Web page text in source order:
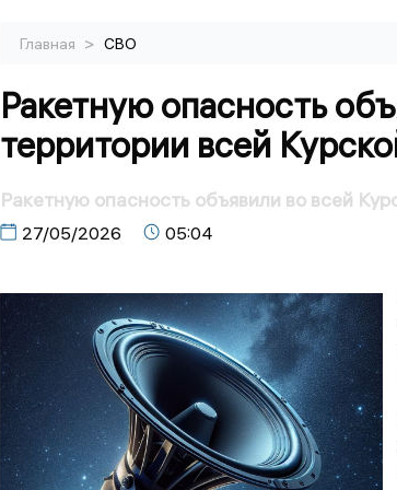
Главная > СВО
Ракетную опасность
территории всей
Ракетную опасность объявили во всей
27/05/2026 05:04